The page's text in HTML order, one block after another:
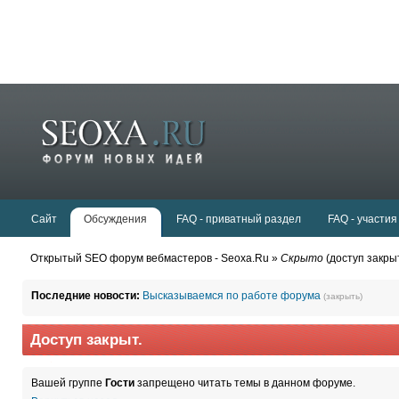
Сайт Обсуждения FAQ - приватный раздел FAQ -
Открытый SEO форум вебмастеров - Seoxa.Ru » Скрыто (доступ
Последние новости: Высказываемся по работе форума (закрыть)
Доступ закрыт.
Вашей группе Гости запрещено читать темы в данном форуме.